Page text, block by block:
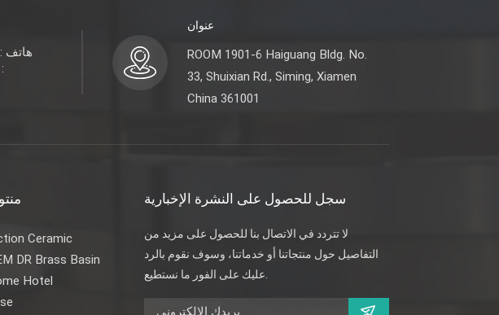
هاتف : 0086-592-5097292
عنوان
ROOM 1901-6 Haiguang Bldg. No.
33, Shuixian Rd., Siming, Xiamen
China 361001
Ceramic
DR Brass Basin
Hotel
سجل للحصول على النشرة الإخبارية
لا تتردد في الاتصال بنا للحصول على مزيد من
التفاصيل حول منتجاتنا أو خدماتنا، وسوف نقوم بالرد